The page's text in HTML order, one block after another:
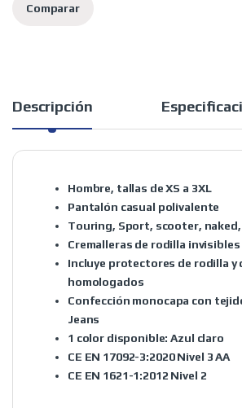
Comparar
Descripción
Hombre, tallas de XS a 3XL
Pantalón casual polivalente
Touring, Sport, scooter,
Cremalleras de rodilla invisibles
Incluye protectores de rodilla y
homologados
Confección monocapa con
Jeans
1 color disponible: Azul claro
CE EN 17092-3:2020 Nivel 3 AA
CE EN 1621-1:2012 Nivel 2